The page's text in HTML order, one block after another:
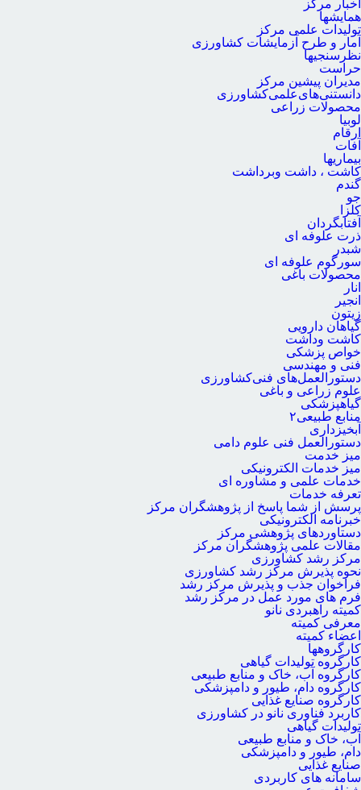
اخبار مرکز
همایشها
تولیدات علمی مرکز
آمار و طرح آزمایشات کشاورزی
نظرسنجیها
حراست
مدیران پیشین مرکز
دانستنی‌های‌علمی‌کشاورزی
محصولات زراعی
لوبیا
ارقام
آفات
بیماریها
کاشت ، داشت وبرداشت
گندم
جو
کلزا
آفتابگردان
ذرت علوفه ای
شبدر
سورگوم علوفه ای
محصولات باغی
انار
انجیر
زیتون
گیاهان دارویی
کاشت وداشت
خواص پزشکی
فنی و مهندسی
دستورالعمل‌های فنی‌کشاورزی
علوم زراعی و باغی
گیاهپزشکی
منابع طبیعی۲
آبخیزداری
دستورالعمل فنی علوم دامی
میز خدمت
میز خدمات الکترونیکی
خدمات علمی و مشاوره ای
تعرفه خدمات
پرسش از شما پاسخ از پژوهشگران مرکز
خبرنامه الکترونیکی
دستاوردهای پژوهشی مرکز
مقالات علمی پژوهشگران مرکز
مرکز رشد کشاورزی
نحوه پذیرش مرکز رشد کشاورزی
فراخوان جذب و پذیرش مرکز رشد
فرم های مورد عمل در مرکز رشد
کمیته راهبردی نانو
معرفی کمیته
اعضاء کمیته
کارگروه‏ها
کارگروه تولیدات گیاهی
کارگروه آب، خاک و منابع طبیعی
کارگروه دام، طیور و دامپزشکی
کارگروه صنایع غذایی
کاربرد فناوری نانو در کشاورزی
تولیدات گیاهی
آب، خاک و منابع طبیعی
دام، طیور و دامپزشکی
صنایع غذایی
سامانه های کاربردی